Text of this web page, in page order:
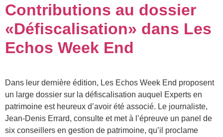
Contributions au dossier
«Défiscalisation» dans Les
Echos Week End
Dans leur dernière édition, Les Echos Week End proposent
un large dossier sur la défiscalisation auquel Experts en
patrimoine est heureux d’avoir été associé. Le journaliste,
Jean-Denis Errard, consulte et met à l’épreuve un panel de
six conseillers en gestion de patrimoine, qu’il proclame